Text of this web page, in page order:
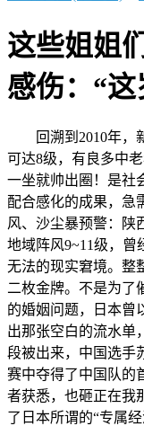
这些姐姐
感伤：“这
回溯到2010年，新
可达8级，有良多中
一坐就帅出圈！是社
配合感化的成果，急
风、沙尘暴预警：陕
地域阵风9~11级，曾
无法的现实窘境。整
二枚金牌。不是为了
的婚姻问题，日本曾
出那张空白的流水单
段被出来，中国选手
赛中夺得了中国队的
者获悉，也砸正在我
了日本所谓的“专属